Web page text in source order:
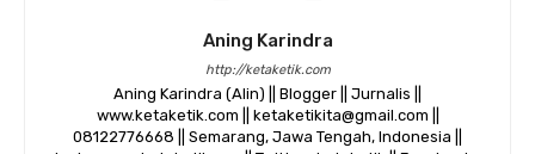
Aning Karindra
http://ketaketik.com
Aning Karindra (Alin) || Blogger || Jurnalis ||
www.ketaketik.com || ketaketikita@gmail.com ||
08122776668 || Semarang, Jawa Tengah, Indonesia ||